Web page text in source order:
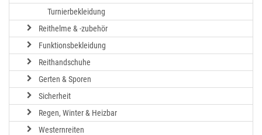
Turnierbekleidung
Reithelme & -zubehör
Funktionsbekleidung
Reithandschuhe
Gerten & Sporen
Sicherheit
Regen, Winter & Heizbar
Westernreiten